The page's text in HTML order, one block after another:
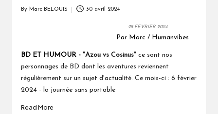
By Marc BELOUIS 30 avril 2024
28 FEVRIER 2024
Par Marc / Humanvibes
BD ET HUMOUR - "Azou vs Cosinus" ce sont nos
personnages de BD dont les aventures reviennent
régulièrement sur un sujet d'actualité. Ce mois-ci : 6 février
2024 - la journée sans portable
Read More